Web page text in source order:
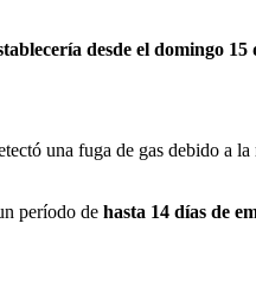
desde el domingo 15
una fuga de gas debido a
período de hasta 14 días de